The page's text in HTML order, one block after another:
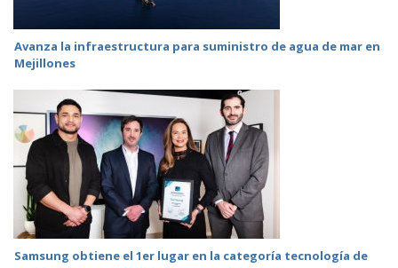
Avanza la infraestructura para suministro de agua de mar en
Mejillones
Samsung obtiene el 1er lugar en la categoría tecnología de